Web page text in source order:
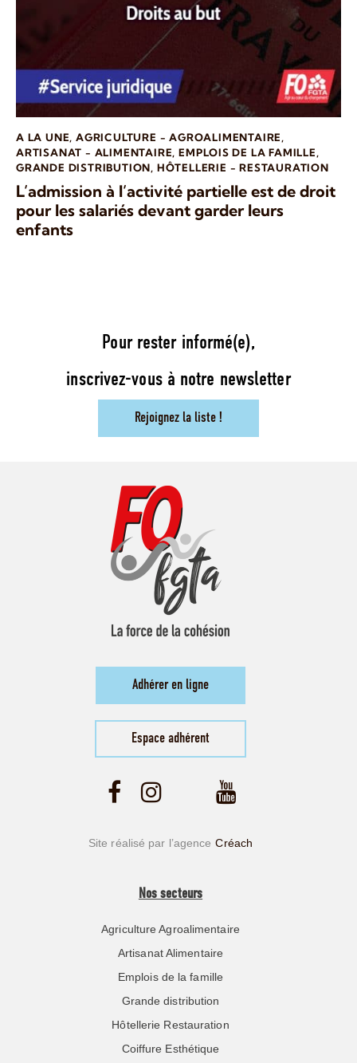
A LA UNE,AGRICULTURE - AGROALIMENTAIRE,
ARTISANAT - ALIMENTAIRE,EMPLOIS DE LA FAMILLE,
GRANDE DISTRIBUTION, HÔTELLERIE - RESTAURATION
L’admission à l’activité partielle est de droit
pour les salariés devant garder leurs
enfants
Pour rester informé(e),
inscrivez-vous à notre newsletter
Rejoignez la liste !
Adhérer en ligne
Espace adhérent
Site réalisé par l’agence Créach
Nos secteurs
Agriculture Agroalimentaire
Artisanat Alimentaire
Emplois de la famille
Grande distribution
Hôtellerie Restauration
Coiffure Esthétique